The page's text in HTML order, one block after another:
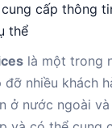
cấp thông
thể
là một trong
nhiều khách
ở nước ngoài